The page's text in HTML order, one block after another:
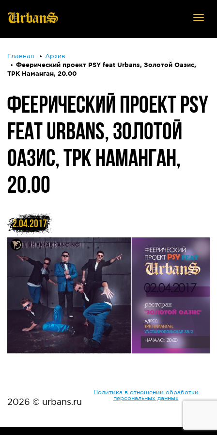
Главная
Архив
Феерический проект PSY feat Urbans, Золотой Оазис,
ТРК Наманган, 20.00
ФЕЕРИЧЕСКИЙ ПРОЕКТ PSY
FEAT URBANS, ЗОЛОТОЙ
ОАЗИС, ТРК НАМАНГАН,
20.00
2.04.2017
2026 © urbans.ru
Политика в отношении обработки
персональных данных